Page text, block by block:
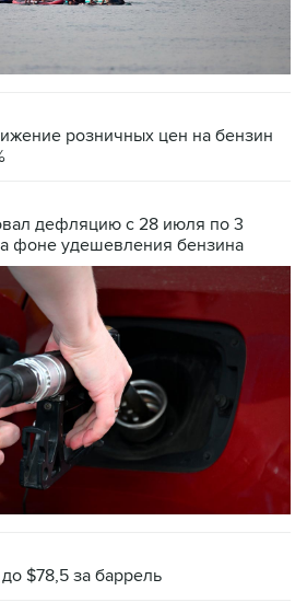
розничных цен на бензин
дефляцию с 28 июля по 3
фоне удешевления бензина
$78,5 за баррель